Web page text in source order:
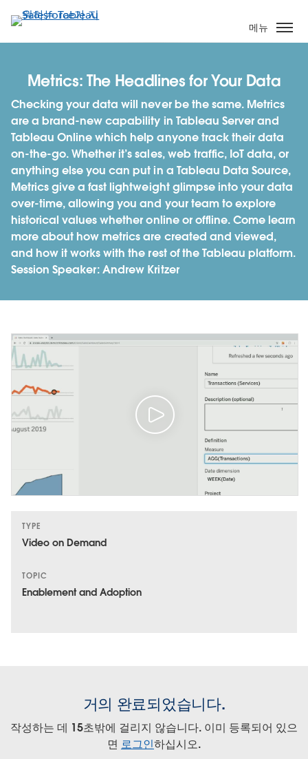
요
콘
건
너
기
메뉴
Metrics: The Headlines for Your Data
Checking your data will never be the same. Metrics
are a brand-new capability in Tableau Server and
Tableau Online which help anyone track their data
on-the-go. Whether it’s sales, web traffic, IoT data, or
anything else you can put in a Tableau Data Source,
Metrics give a fast lightweight glimpse into your data
over-time, allowing you and your team to explore
historical values whether online or offline. Come learn
more about how metrics are created and viewed,
and how it works with the rest of the Tableau platform.
Session Speaker: Andrew Kritzer
TYPE
Video on Demand
TOPIC
Enablement and Adoption
거의 완료되었습니다.
작성하는 데 15초밖에 걸리지 않습니다. 이미 등록되어 있으
면 로그인하십시오.